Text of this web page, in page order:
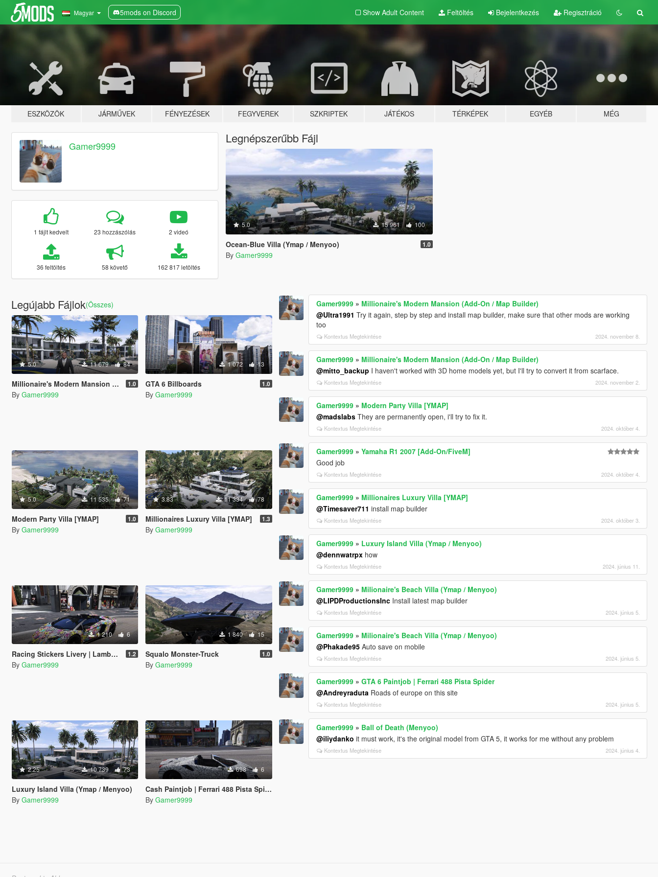
Magyar 5mods on Discord Show Adult Content Feltöltés Bejelentkezés Regisztráció
ESZKÖZÖK JÁRMŰVEK FÉNYEZÉSEK FEGYVEREK SZKRIPTEK JÁTÉKOS TÉRKÉPEK EGYÉB MÉG
Gamer9999
1 fájlt kedvelt 23 hozzászólás 2 videó
36 feltöltés 58 követő 162 817 letöltés
Legnépszerűbb Fájl
5.0 15 961 100
Ocean-Blue Villa (Ymap / Menyoo) 1.0
By Gamer9999
Legújabb Fájlok(Összes)
5.0 11 679 84
Millionaire's Modern Mansion (Add-On / Map Builder) 1.0
By Gamer9999
1 072 13
GTA 6 Billboards 1.0
By Gamer9999
5.0 11 535 71
Modern Party Villa [YMAP] 1.0
By Gamer9999
3.83 11 334 78
Millionaires Luxury Villa [YMAP] 1.3
By Gamer9999
1 210 6
Racing Stickers Livery | Lamborghini Aventador S Roadster 1.2
By Gamer9999
1 840 15
Squalo Monster-Truck 1.0
By Gamer9999
2.25 10 739 73
Luxury Island Villa (Ymap / Menyoo)
By Gamer9999
698 6
Cash Paintjob | Ferrari 488 Pista Spider
By Gamer9999
Gamer9999 » Millionaire's Modern Mansion (Add-On / Map Builder)
@Ultra1991 Try it again, step by step and install map builder, make sure that other mods are working
too
Kontextus Megtekintése 2024. november 8.
Gamer9999 » Millionaire's Modern Mansion (Add-On / Map Builder)
@mitto_backup I haven't worked with 3D home models yet, but I'll try to convert it from scarface.
Kontextus Megtekintése 2024. november 2.
Gamer9999 » Modern Party Villa [YMAP]
@madslabs They are permanently open, i'll try to fix it.
Kontextus Megtekintése 2024. október 4.
Gamer9999 »Yamaha R1 2007 [Add-On/FiveM]
Good job
Kontextus Megtekintése 2024. október 4.
Gamer9999 » Millionaires Luxury Villa [YMAP]
@Timesaver711 install map builder
Kontextus Megtekintése 2024. október 3.
Gamer9999 » Luxury Island Villa (Ymap / Menyoo)
@dennwatrpx how
Kontextus Megtekintése 2024. június 11.
Gamer9999 » Milionaire's Beach Villa (Ymap / Menyoo)
@LIPDProductionsInc Install latest map builder
Kontextus Megtekintése 2024. június 5.
Gamer9999 » Milionaire's Beach Villa (Ymap / Menyoo)
@Phakade95 Auto save on mobile
Kontextus Megtekintése 2024. június 5.
Gamer9999 »GTA 6 Paintjob | Ferrari 488 Pista Spider
@Andreyraduta Roads of europe on this site
Kontextus Megtekintése 2024. június 5.
Gamer9999 » Ball of Death (Menyoo)
@iliydanko it must work, it's the original model from GTA 5, it works for me without any problem
Kontextus Megtekintése 2024. június 4.